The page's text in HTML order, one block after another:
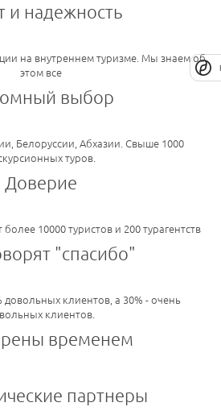
и надежность
на внутреннем туризме. Мы знаем об
этом все
выбор
Белоруссии, Абхазии. Свыше 1000
туров.
Доверие
10000 туристов и 200 турагентств
"спасибо"
довольных клиентов, а 30% - очень
клиентов.
временем
партнеры